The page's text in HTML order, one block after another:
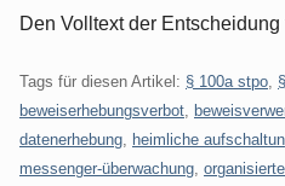
Den Volltext der
Tags für diesen Artikel: § 100a stpo
beweiserhebungsverbot
datenerhebung
heimliche
messenger-überwachung